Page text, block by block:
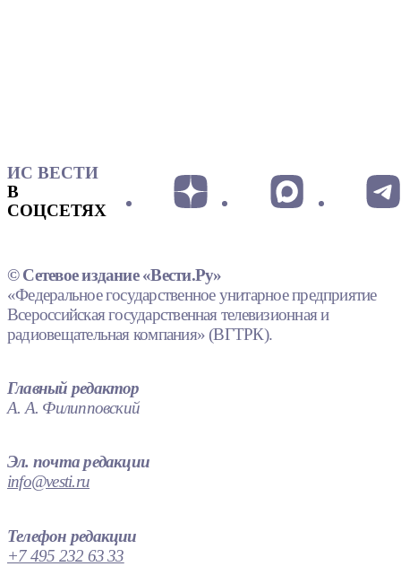
ИС ВЕСТИ
В
СОЦСЕТЯХ
© Сетевое издание «Вести.Ру»
«Федеральное государственное унитарное предприятие
Всероссийская государственная телевизионная и
радиовещательная компания» (ВГТРК).
Главный редактор
А. А. Филипповский
Эл. почта редакции
info@vesti.ru
Телефон редакции
+7 495 232 63 33